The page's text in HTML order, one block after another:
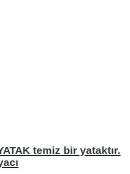
temiz bir yataktır.